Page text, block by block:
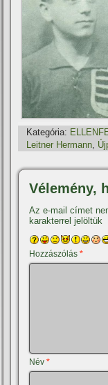
Kategória:
Leitner Hermann
Vélemény,
Az e-mail címet
karakterrel jelöltük
Hozzászólás*
Név*